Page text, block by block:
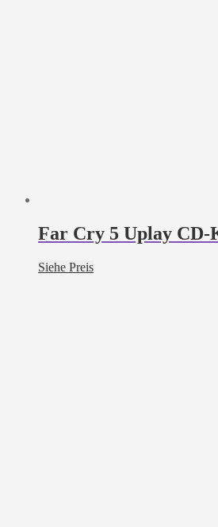
Far Cry 5 Uplay CD-
Siehe Preis